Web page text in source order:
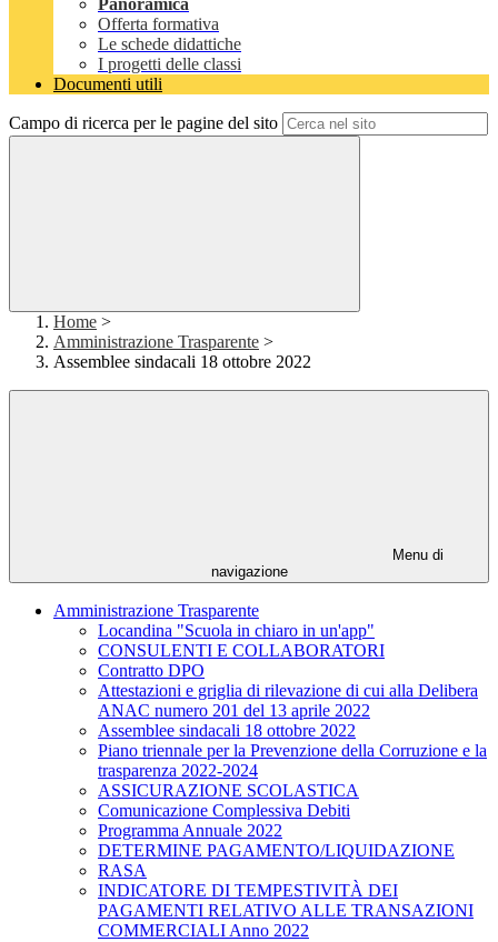
Panoramica
Offerta formativa
Le schede didattiche
I progetti delle classi
Documenti utili
Campo di ricerca per le pagine del sito
Home >
Amministrazione Trasparente >
Assemblee sindacali 18 ottobre 2022
Menu di
navigazione
Amministrazione Trasparente
Locandina "Scuola in chiaro in un'app"
CONSULENTI E COLLABORATORI
Contratto DPO
Attestazioni e griglia di rilevazione di cui alla Delibera
ANAC numero 201 del 13 aprile 2022
Assemblee sindacali 18 ottobre 2022
Piano triennale per la Prevenzione della Corruzione e la
trasparenza 2022-2024
ASSICURAZIONE SCOLASTICA
Comunicazione Complessiva Debiti
Programma Annuale 2022
DETERMINE PAGAMENTO/LIQUIDAZIONE
RASA
INDICATORE DI TEMPESTIVITÀ DEI
PAGAMENTI RELATIVO ALLE TRANSAZIONI
COMMERCIALI Anno 2022